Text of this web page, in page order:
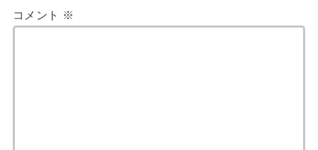
コメント ※